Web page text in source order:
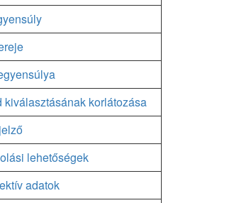
kiválasztásának korlátozása
lehetőségek
adatok